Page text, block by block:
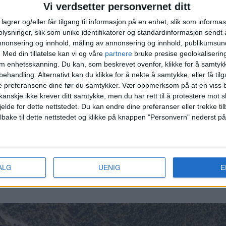
Vi verdsetter personvernet ditt
og/eller får tilgang til informasjon på en enhet, slik som
slik som unike identifikatorer og standardinformasjon sendt
og innhold, måling av annonsering og innhold,
Med din tillatelse kan vi og våre partnere bruke presise
enhetsskanning. Du kan, som beskrevet ovenfor, klikke for å
Alternativt kan du klikke for å nekte å samtykke, eller få
preferansene dine før du samtykker. Vær oppmerksom på at en viss
ikke krever ditt samtykke, men du har rett til å protestere mot
for dette nettstedet. Du kan endre dine preferanser eller trekke
til dette nettstedet og klikke på knappen "Personvern" nederst på
UENIG
i nærområdet?Du finner alle de siste salgene i
2. Fjellstuveien 51, 9.000.000 kroner 3.
74D, 8.450.000 kroner
2. Stovner Senter 1, 1.820.000 kroner 3.
1, 2.400.000 kroner
i åpne, offentlige data, og er av allmenn interesse for leserne
og artikkelmaler. Den publiseres derfor uten menneskelig